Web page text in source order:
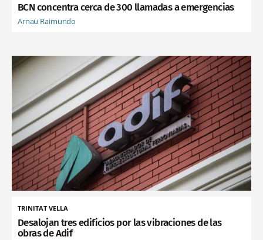
BCN concentra cerca de 300 llamadas a emergencias
Arnau Raimundo
TRINITAT VELLA
Desalojan tres edificios por las vibraciones de las
obras de Adif